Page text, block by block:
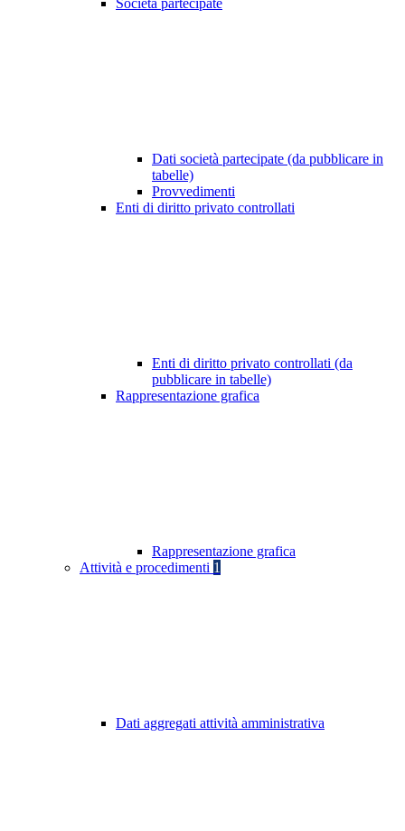
Società partecipate
Dati società partecipate (da pubblicare in
tabelle)
Provvedimenti
Enti di diritto privato controllati
Enti di diritto privato controllati (da
pubblicare in tabelle)
Rappresentazione grafica
Rappresentazione grafica
Attività e procedimenti 1
Dati aggregati attività amministrativa